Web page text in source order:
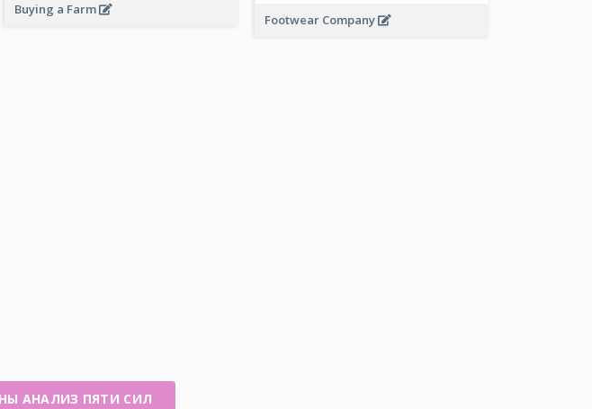
Buying a Farm
Footwear Company
АНАЛИЗ ПЯТИ СИЛ